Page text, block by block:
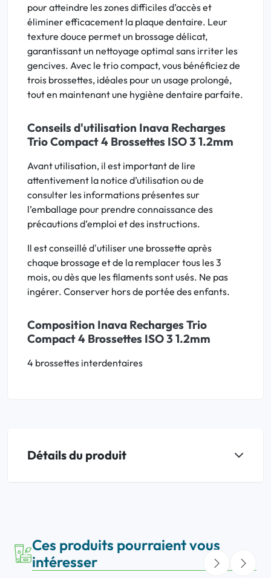
pour atteindre les zones difficiles d’accès et
éliminer efficacement la plaque dentaire. Leur
texture douce permet un brossage délicat,
garantissant un nettoyage optimal sans irriter les
gencives. Avec le trio compact, vous bénéficiez de
trois brossettes, idéales pour un usage prolongé,
tout en maintenant une hygiène dentaire parfaite.
Conseils d'utilisation Inava Recharges
Trio Compact 4 Brossettes ISO 3 1.2mm
Avant utilisation, il est important de lire
attentivement la notice d’utilisation ou de
consulter les informations présentes sur
l’emballage pour prendre connaissance des
précautions d’emploi et des instructions.
Il est conseillé d'utiliser une brossette après
chaque brossage et de la remplacer tous les 3
mois, ou dès que les filaments sont usés. Ne pas
ingérer. Conserver hors de portée des enfants.
Composition Inava Recharges Trio
Compact 4 Brossettes ISO 3 1.2mm
4 brossettes interdentaires
Détails du produit
Ces produits pourraient vous
intéresser